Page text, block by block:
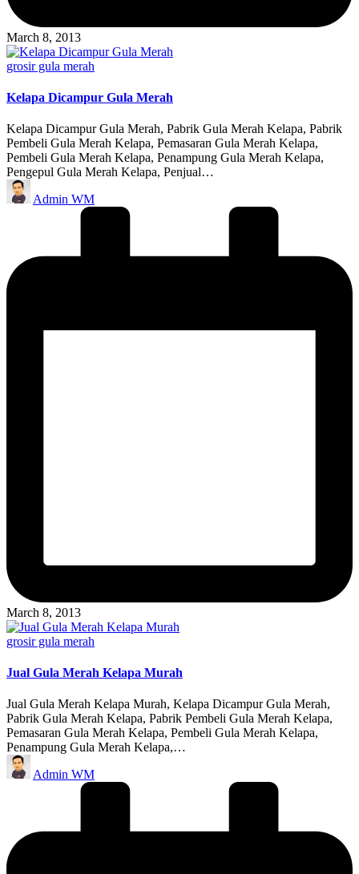
March 8, 2013
Posted
grosir gula merah
Kelapa Dicampur Gula Merah
Kelapa Dicampur Gula Merah, Pabrik Gula Merah Kelapa, Pabrik
Pembeli Gula Merah Kelapa, Pemasaran Gula Merah Kelapa,
Pembeli Gula Merah Kelapa, Penampung Gula Merah Kelapa,
Pengepul Gula Merah Kelapa, Penjual…
Posted
by
Admin WM
March 8, 2013
Posted
grosir gula merah
Jual Gula Merah Kelapa Murah
Jual Gula Merah Kelapa Murah, Kelapa Dicampur Gula Merah,
Pabrik Gula Merah Kelapa, Pabrik Pembeli Gula Merah Kelapa,
Pemasaran Gula Merah Kelapa, Pembeli Gula Merah Kelapa,
Penampung Gula Merah Kelapa,…
Posted
by
Admin WM